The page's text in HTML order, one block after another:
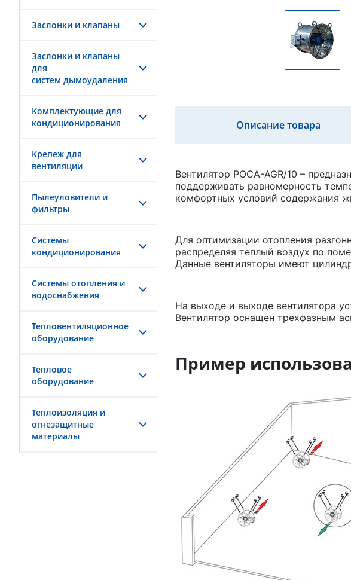
Заслонки и клапаны
Заслонки и клапаны
для
систем дымоудаления
Комплектующие для
кондиционирования
Крепеж для
вентиляции
Пылеуловители и
фильтры
Системы
кондиционирования
Системы отопления и
водоснабжения
Тепловентиляционное
оборудование
Тепловое
оборудование
Теплоизоляция и
огнезащитные
материалы
Описание товара
Вентилятор РОСА-AGR/10 –
поддерживать равномерность
комфортных условий содержания
Для оптимизации отопления
распределяя теплый воздух по
Данные вентиляторы имеют
На выходе и выходе вентилятора
Вентилятор оснащен трехфазным
Пример